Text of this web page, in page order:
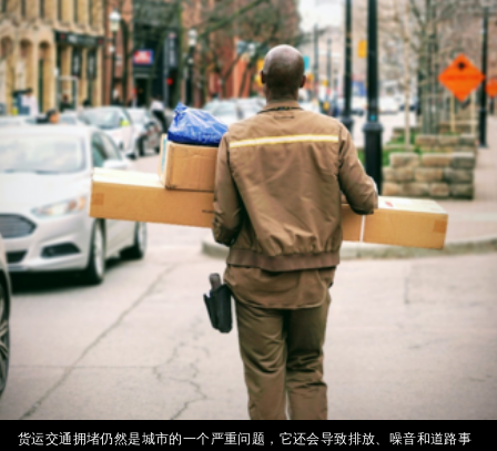
货运交通拥堵仍然是城市的一个严重问题，它还会导致排放、噪音和道路事